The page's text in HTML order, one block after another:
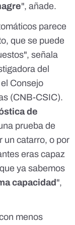
", añade.
parece
que se puede
señala
del
Consejo
(CNB-CSIC).
de
prueba de
un catarro, o por
eras capaz
ya sabemos
capacidad",
menos